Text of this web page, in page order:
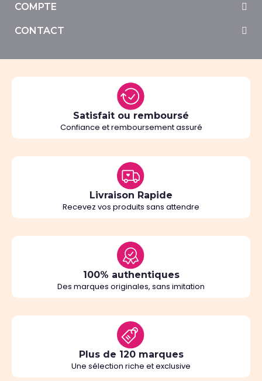
COMPTE
CONTACT
Satisfait ou remboursé
Confiance et remboursement assuré
Livraison Rapide
Recevez vos produits sans attendre
100% authentiques
Des marques originales, sans imitation
Plus de 120 marques
Une sélection riche et exclusive